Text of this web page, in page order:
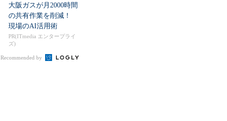
大阪ガスが月2000時間
の共有作業を削減！
現場のAI活用術
PR(ITmedia エンタープライ
ズ)
Recommended by